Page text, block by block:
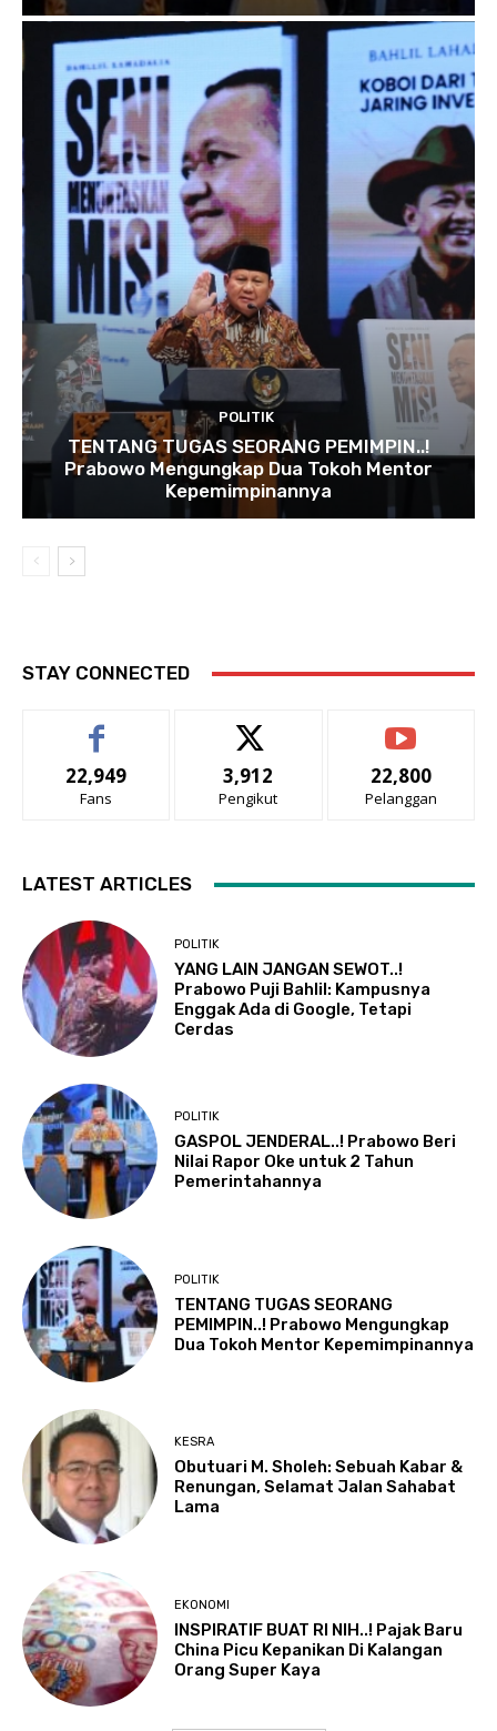
POLITIK
TENTANG TUGAS SEORANG PEMIMPIN..!
Prabowo Mengungkap Dua Tokoh Mentor
Kepemimpinannya
STAY CONNECTED
22,949
Fans
3,912
Pengikut
22,800
Pelanggan
LATEST ARTICLES
POLITIK
YANG LAIN JANGAN SEWOT..!
Prabowo Puji Bahlil: Kampusnya
Enggak Ada di Google, Tetapi
Cerdas
POLITIK
GASPOL JENDERAL..! Prabowo Beri
Nilai Rapor Oke untuk 2 Tahun
Pemerintahannya
POLITIK
TENTANG TUGAS SEORANG
PEMIMPIN..! Prabowo Mengungkap
Dua Tokoh Mentor Kepemimpinannya
KESRA
Obutuari M. Sholeh: Sebuah Kabar &
Renungan, Selamat Jalan Sahabat
Lama
EKONOMI
INSPIRATIF BUAT RI NIH..! Pajak Baru
China Picu Kepanikan Di Kalangan
Orang Super Kaya